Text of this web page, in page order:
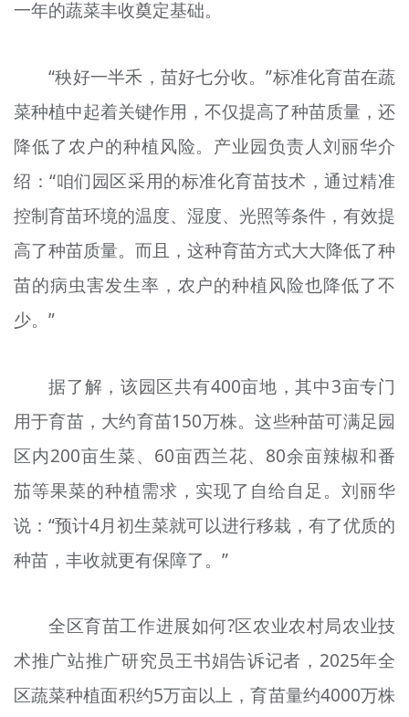
一年的蔬菜丰收奠定基础。
“秧好一半禾，苗好七分收。”标准化育苗在蔬
菜种植中起着关键作用，不仅提高了种苗质量，还
降低了农户的种植风险。产业园负责人刘丽华介
绍：“咱们园区采用的标准化育苗技术，通过精准
控制育苗环境的温度、湿度、光照等条件，有效提
高了种苗质量。而且，这种育苗方式大大降低了种
苗的病虫害发生率，农户的种植风险也降低了不
少。”
据了解，该园区共有400亩地，其中3亩专门
用于育苗，大约育苗150万株。这些种苗可满足园
区内200亩生菜、60亩西兰花、80余亩辣椒和番
茄等果菜的种植需求，实现了自给自足。刘丽华
说：“预计4月初生菜就可以进行移栽，有了优质的
种苗，丰收就更有保障了。”
全区育苗工作进展如何?区农业农村局农业技
术推广站推广研究员王书娟告诉记者，2025年全
区蔬菜种植面积约5万亩以上，育苗量约4000万株